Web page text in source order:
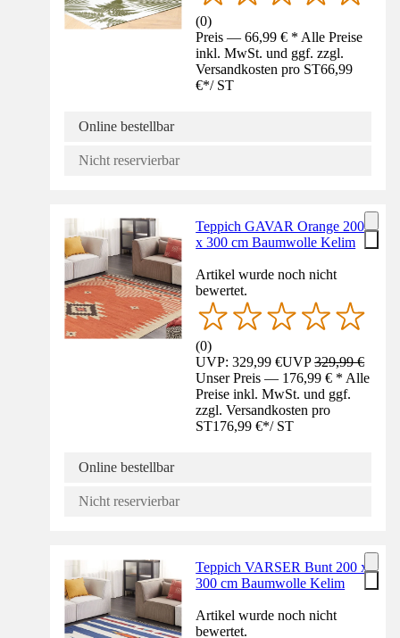
(0)
Preis — 66,99 € * Alle Preise
inkl. MwSt. und ggf. zzgl.
Versandkosten pro ST66,99
€*/ ST
Online bestellbar
Nicht reservierbar
Teppich GAVAR Orange 200
x 300 cm Baumwolle Kelim
Artikel wurde noch nicht
bewertet.
(0)
UVP: 329,99 €UVP329,99 €
Unser Preis — 176,99 € * Alle
Preise inkl. MwSt. und ggf.
zzgl. Versandkosten pro
ST176,99 €*/ ST
Online bestellbar
Nicht reservierbar
Teppich VARSER Bunt 200 x
300 cm Baumwolle Kelim
Artikel wurde noch nicht
bewertet.